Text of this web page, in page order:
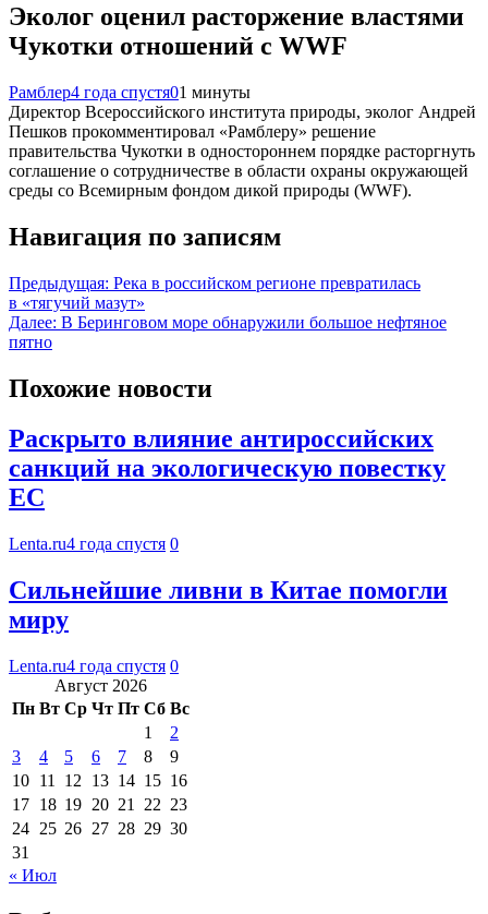
Эколог оценил расторжение властями
Чукотки отношений с WWF
Рамблер4 года спустя01 минуты
Директор Всероссийского института природы, эколог Андрей
Пешков прокомментировал «Рамблеру» решение
правительства Чукотки в одностороннем порядке расторгнуть
соглашение о сотрудничестве в области охраны окружающей
среды со Всемирным фондом дикой природы (WWF).
Навигация по записям
Предыдущая: Река в российском регионе превратилась
в «тягучий мазут»
Далее: В Беринговом море обнаружили большое нефтяное
пятно
Похожие новости
Раскрыто влияние антироссийских
санкций на экологическую повестку
ЕС
Lenta.ru4 года спустя 0
Сильнейшие ливни в Китае помогли
миру
Lenta.ru4 года спустя 0
Август 2026
Пн Вт Ср Чт Пт Сб Вс
1
2
3
4 5 6 7 8
9
10 11 12 13 14 15 16
17 18 19 20 21 22 23
24 25 26 27 28 29 30
31
« Июл